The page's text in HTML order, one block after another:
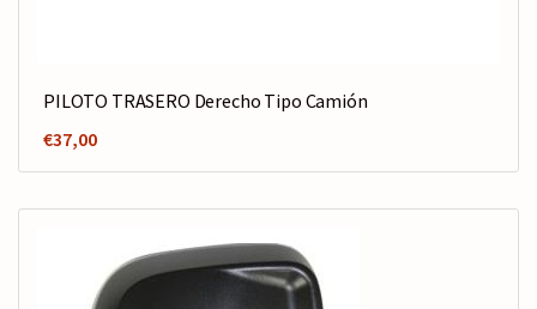
PILOTO TRASERO Derecho Tipo Camión
€37,00